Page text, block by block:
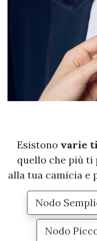
Esistono varie
quello che più ti
alla tua camicia e
Nodo
Nodo